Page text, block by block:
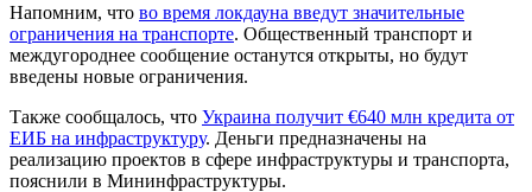
Напомним, что во время локдауна введут значительные
ограничения на транспорте. Общественный транспорт и
междугороднее сообщение останутся открыты, но будут
введены новые ограничения.
Также сообщалось, что Украина получит €640 млн кредита от
ЕИБ на инфраструктуру. Деньги предназначены на
реализацию проектов в сфере инфраструктуры и транспорта,
пояснили в Мининфраструктуры.